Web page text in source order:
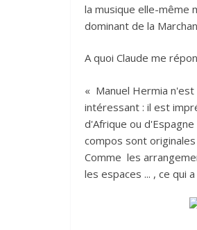
la musique elle-même
dominant de la
A quoi Claude me
« Manuel Hermia
intéressant : il est
d'Afrique ou
compos sont
Comme les
les espaces ... , ce qui